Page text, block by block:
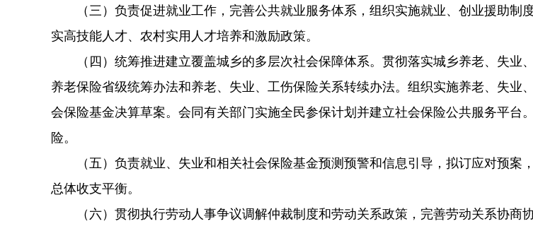
（三）负责促进就业工作，完善公共就业服务体系，组织实施就业、创业援助制
实高技能人才、农村实用人才培养和激励政策。
（四）统筹推进建立覆盖城乡的多层次社会保障体系。贯彻落实城乡养老、失业
养老保险省级统筹办法和养老、失业、工伤保险关系转续办法。组织实施养老、失
会保险基金决算草案。会同有关部门实施全民参保计划并建立社会保险公共服务平台
险。
（五）负责就业、失业和相关社会保险基金预测预警和信息引导，拟订应对预案
总体收支平衡。
（六）贯彻执行劳动人事争议调解仲裁制度和劳动关系政策，完善劳动关系协商